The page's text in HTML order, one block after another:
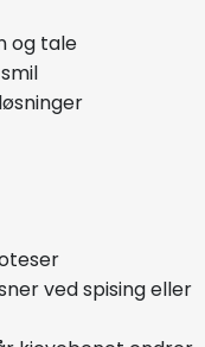
og tale
ved spising eller